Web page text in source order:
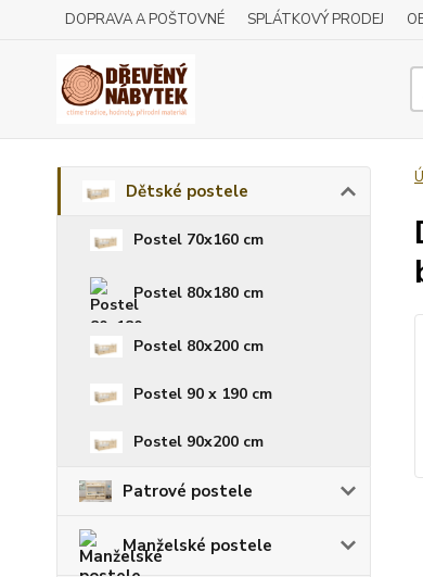
DOPRAVA A POŠTOVNÉ SPLÁTKOVÝ PRODEJ
Dětské postele
Postel 70x160 cm
Postel 80x180 cm
Postel 80x200 cm
Postel 90 x 190 cm
Postel 90x200 cm
Patrové postele
Manželské postele